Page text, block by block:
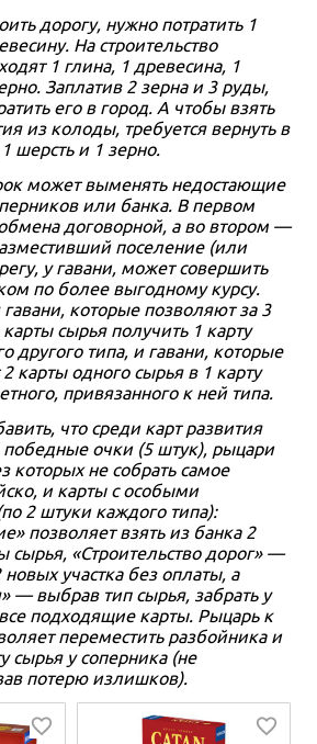
дорогу, нужно потратить 1
На строительство
1 глина, 1 древесина, 1
Заплатив 2 зерна и 3 руды,
его в город. А чтобы взять
из колоды, требуется вернуть в
шерсть и 1 зерно.
может выменять недостающие
или банка. В первом
договорной, а во втором —
поселение (или
у гавани, может совершить
по более выгодному курсу.
гавани, которые позволяют за 3
сырья получить 1 карту
другого типа, и гавани, которые
карты одного сырья в 1 карту
привязанного к ней типа.
что среди карт развития
победные очки (5 штук), рыцари
которых не собрать самое
и карты с особыми
2 штуки каждого типа):
позволяет взять из банка 2
сырья, «Строительство дорог» —
участка без оплаты, а
— выбрав тип сырья, забрать у
подходящие карты. Рыцарь к
переместить разбойника и
сырья у соперника (не
потерю излишков).